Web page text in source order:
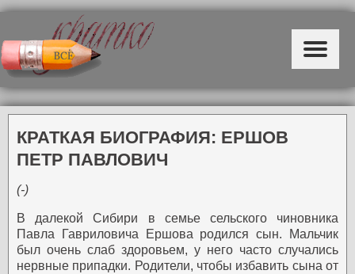
КРАТКАЯ БИОГРАФИЯ: ЕРШОВ
ПЕТР ПАВЛОВИЧ
(-)
В далекой Сибири в семье сельского чиновника
Павла Гавриловича Ершова родился сын. Мальчик
был очень слаб здоровьем, у него часто случались
нервные припадки. Родители, чтобы избавить сына от